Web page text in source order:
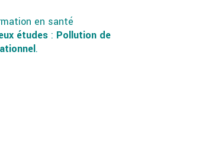
en santé
études : Pollution de
.